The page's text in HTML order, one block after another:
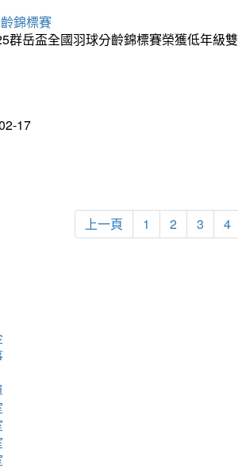
錦標賽
群岳盃全國羽球分齡錦標賽榮獲低年級
17
上一頁 1 2 3 4